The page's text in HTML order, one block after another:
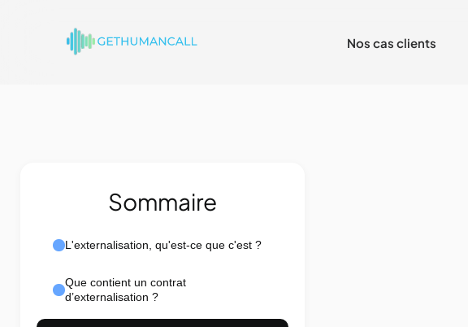
Nos cas clients
Sommaire
L'externalisation, qu'est-ce que c'est ?
Que contient un contrat
d’externalisation ?